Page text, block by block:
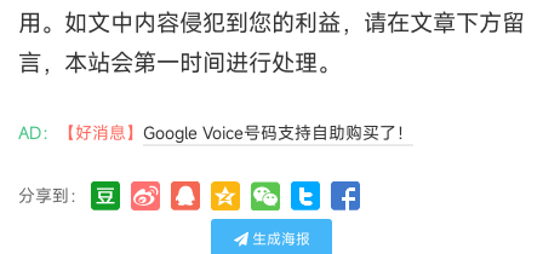
用。如文中内容侵犯到您的利益，请在文章下方留
言，本站会第一时间进行处理。
AD： 【好消息】 Google Voice号码支持自助购买了！
分享到：
生成海报